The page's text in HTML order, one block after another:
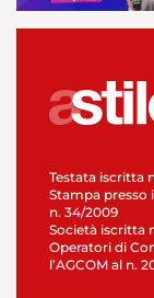
Testata iscritta
Stampa presso
n. 34/2009
Società iscritta
Operatori di
l’AGCOM al n.